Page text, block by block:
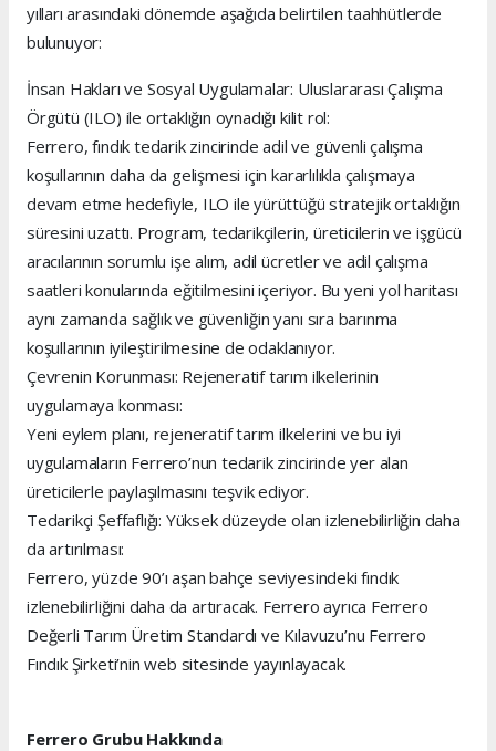
yılları arasındaki dönemde aşağıda belirtilen taahhütlerde
bulunuyor:
İnsan Hakları ve Sosyal Uygulamalar: Uluslararası Çalışma
Örgütü (ILO) ile ortaklığın oynadığı kilit rol:
Ferrero, fındık tedarik zincirinde adil ve güvenli çalışma
koşullarının daha da gelişmesi için kararlılıkla çalışmaya
devam etme hedefiyle, ILO ile yürüttüğü stratejik ortaklığın
süresini uzattı. Program, tedarikçilerin, üreticilerin ve işgücü
aracılarının sorumlu işe alım, adil ücretler ve adil çalışma
saatleri konularında eğitilmesini içeriyor. Bu yeni yol haritası
aynı zamanda sağlık ve güvenliğin yanı sıra barınma
koşullarının iyileştirilmesine de odaklanıyor.
Çevrenin Korunması: Rejeneratif tarım ilkelerinin
uygulamaya konması:
Yeni eylem planı, rejeneratif tarım ilkelerini ve bu iyi
uygulamaların Ferrero’nun tedarik zincirinde yer alan
üreticilerle paylaşılmasını teşvik ediyor.
Tedarikçi Şeffaflığı: Yüksek düzeyde olan izlenebilirliğin daha
da artırılması:
Ferrero, yüzde 90’ı aşan bahçe seviyesindeki fındık
izlenebilirliğini daha da artıracak. Ferrero ayrıca Ferrero
Değerli Tarım Üretim Standardı ve Kılavuzu’nu Ferrero
Fındık Şirketi’nin web sitesinde yayınlayacak.
Ferrero Grubu Hakkında